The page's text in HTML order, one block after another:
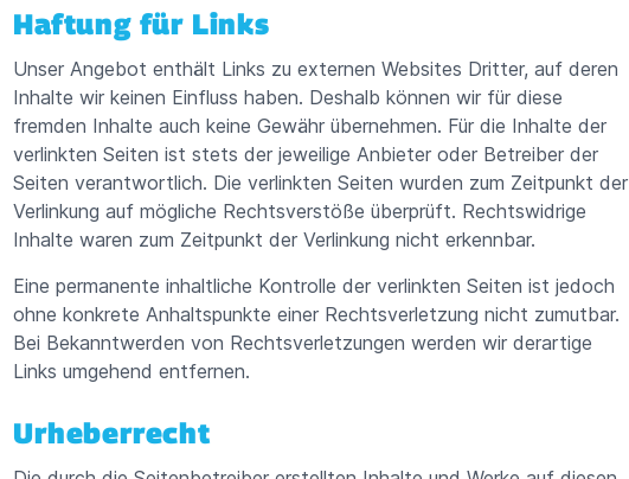
Haftung für Links
Unser Angebot enthält Links zu externen Websites Dritter, auf deren
Inhalte wir keinen Einfluss haben. Deshalb können wir für diese
fremden Inhalte auch keine Gewähr übernehmen. Für die Inhalte der
verlinkten Seiten ist stets der jeweilige Anbieter oder Betreiber der
Seiten verantwortlich. Die verlinkten Seiten wurden zum Zeitpunkt der
Verlinkung auf mögliche Rechtsverstöße überprüft. Rechtswidrige
Inhalte waren zum Zeitpunkt der Verlinkung nicht erkennbar.
Eine permanente inhaltliche Kontrolle der verlinkten Seiten ist jedoch
ohne konkrete Anhaltspunkte einer Rechtsverletzung nicht zumutbar.
Bei Bekanntwerden von Rechtsverletzungen werden wir derartige
Links umgehend entfernen.
Urheberrecht